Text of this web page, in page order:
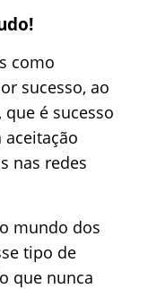
como
sucesso, ao
que é sucesso
aceitação
nas redes
mundo dos
tipo de
que nunca